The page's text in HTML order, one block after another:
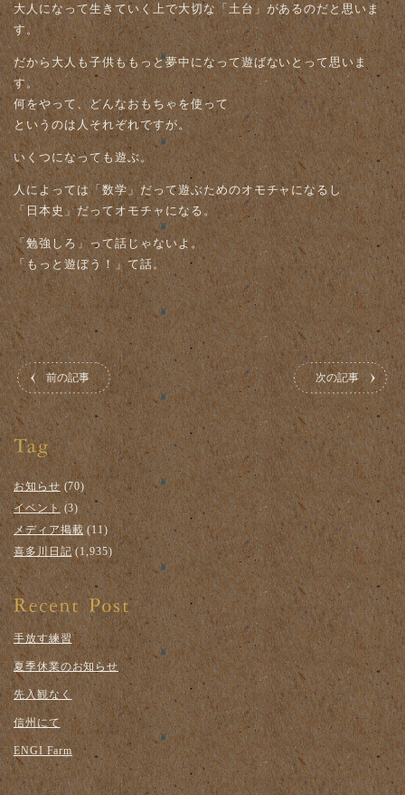
大人になって生きていく上で大切な「土台」があるのだと思いま
す。
だから大人も子供ももっと夢中になって遊ばないとって思いま
す。
何をやって、どんなおもちゃを使って
というのは人それぞれですが。
いくつになっても遊ぶ。
人によっては「数学」だって遊ぶためのオモチャになるし
「日本史」だってオモチャになる。
「勉強しろ」って話じゃないよ。
「もっと遊ぼう！」て話。
前の記事 次の記事
お知らせ(70)
イベント(3)
メディア掲載(11)
喜多川日記(1,935)
手放す練習
夏季休業のお知らせ
先入観なく
信州にて
ENGI Farm